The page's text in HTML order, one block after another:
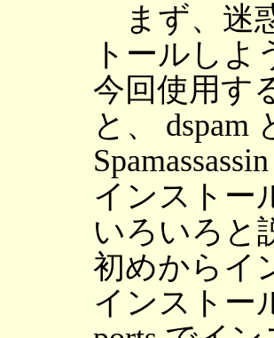
まず、迷
トールしよ
今回使用す
と、 dspam
インストー
いろいろと
初めからイ
インストー